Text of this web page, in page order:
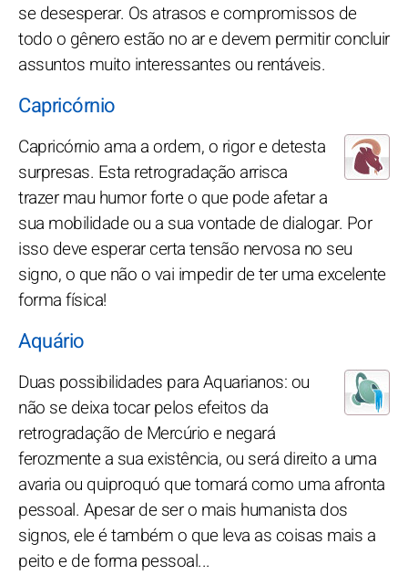
se desesperar. Os atrasos e compromissos de
todo o gênero estão no ar e devem permitir concluir
assuntos muito interessantes ou rentáveis.
Capricórnio
Capricórnio ama a ordem, o rigor e detesta
surpresas. Esta retrogradação arrisca
trazer mau humor forte o que pode afetar a
sua mobilidade ou a sua vontade de dialogar. Por
isso deve esperar certa tensão nervosa no seu
signo, o que não o vai impedir de ter uma excelente
forma física!
Aquário
Duas possibilidades para Aquarianos: ou
não se deixa tocar pelos efeitos da
retrogradação de Mercúrio e negará
ferozmente a sua existência, ou será direito a uma
avaria ou quiproquó que tomará como uma afronta
pessoal. Apesar de ser o mais humanista dos
signos, ele é também o que leva as coisas mais a
peito e de forma pessoal...